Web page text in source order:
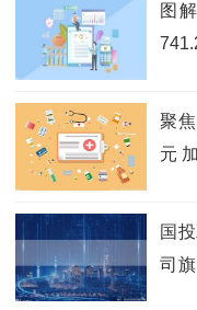
图
聚
元
国
司